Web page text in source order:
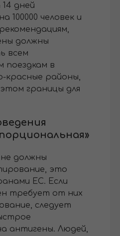
14 дней
100000 человек и
должны
всем
поездкам в
красные районы,
границы для
должны
это
ЕС. Если
требует от них
следует
антигены. Людей,